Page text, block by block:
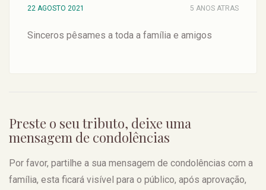
22 AGOSTO 2021 5 ANOS ATRAS
Sinceros pêsames a toda a família e amigos
Preste o seu tributo, deixe uma
mensagem de condolências
Por favor, partilhe a sua mensagem de condolências com a
família, esta ficará visível para o público, após aprovação,